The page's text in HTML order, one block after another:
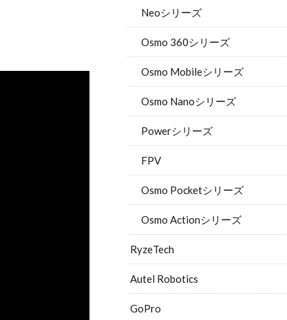
Neoシリーズ
Osmo 360シリーズ
Osmo Mobileシリーズ
Osmo Nanoシリーズ
Powerシリーズ
FPV
Osmo Pocketシリーズ
Osmo Actionシリーズ
RyzeTech
Autel Robotics
GoPro